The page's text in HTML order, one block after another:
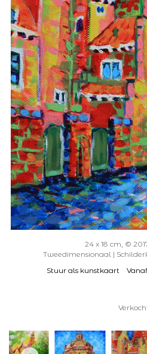
24 x 18 cm, ©
Tweedimensionaal |
Stuur als kunstkaart